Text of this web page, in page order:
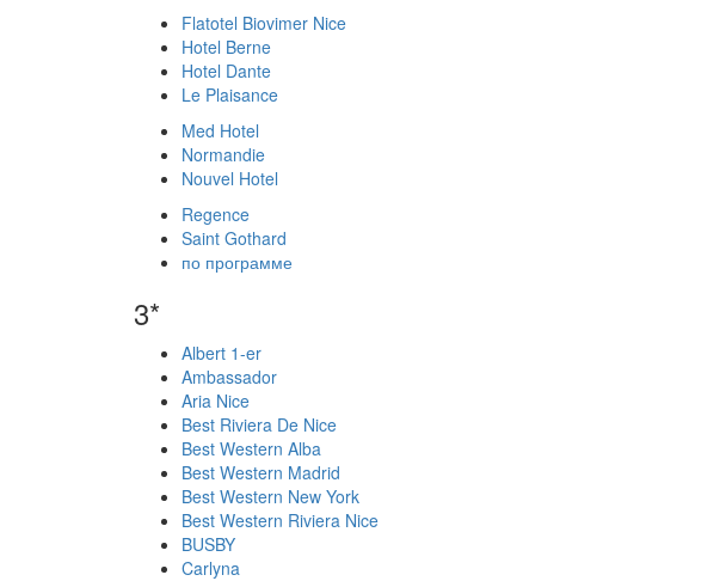
Flatotel Biovimer Nice
Hotel Berne
Hotel Dante
Le Plaisance
Med Hotel
Normandie
Nouvel Hotel
Regence
Saint Gothard
по программе
3*
Albert 1-er
Ambassador
Aria Nice
Best Riviera De Nice
Best Western Alba
Best Western Madrid
Best Western New York
Best Western Riviera Nice
BUSBY
Carlyna